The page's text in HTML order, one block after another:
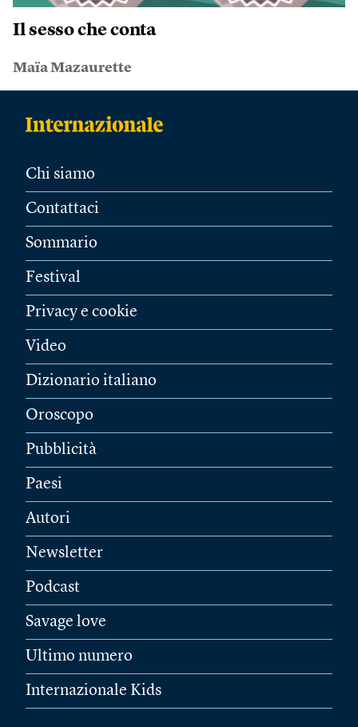
Il sesso che conta
Maïa Mazaurette
Chi siamo
Contattaci
Sommario
Festival
Privacy e cookie
Video
Dizionario italiano
Oroscopo
Pubblicità
Paesi
Autori
Newsletter
Podcast
Savage love
Ultimo numero
Internazionale Kids